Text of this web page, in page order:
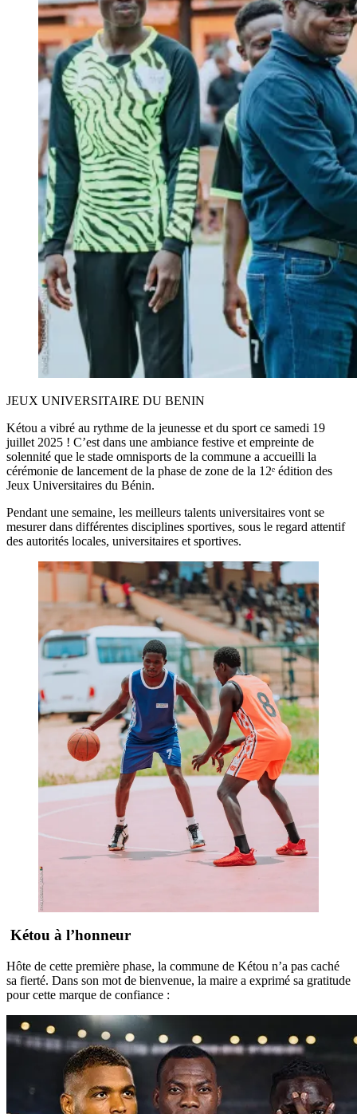
JEUX UNIVERSITAIRE DU BENIN
Kétou a vibré au rythme de la jeunesse et du sport ce samedi 19
juillet 2025 ! C’est dans une ambiance festive et empreinte de
solennité que le stade omnisports de la commune a accueilli la
cérémonie de lancement de la phase de zone de la 12ᵉ édition des
Jeux Universitaires du Bénin.
Pendant une semaine, les meilleurs talents universitaires vont se
mesurer dans différentes disciplines sportives, sous le regard attentif
des autorités locales, universitaires et sportives.
Kétou à l’honneur
Hôte de cette première phase, la commune de Kétou n’a pas caché
sa fierté. Dans son mot de bienvenue, la maire a exprimé sa gratitude
pour cette marque de confiance :